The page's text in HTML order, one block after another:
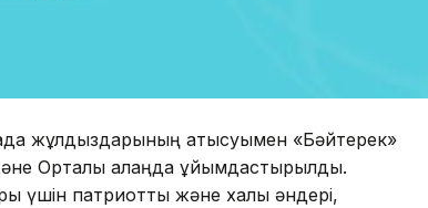
жұлдыздарының қатысуымен «Бәйтерек»
Орталық алаңда ұйымдастырылды.
үшін патриоттық және халық әндері,